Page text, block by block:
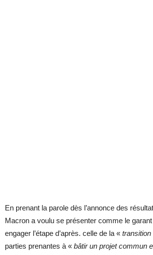
En prenant la parole dès l’annonce des
Macron a voulu se présenter comme le
engager l’étape d’après. celle de la « transition
parties prenantes à « bâtir un projet commun